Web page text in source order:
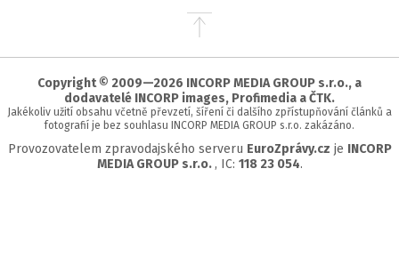
Přejít
stránky
Copyright © 2009—2026 INCORP MEDIA GROUP s.r.o., a
dodavatelé INCORP images, Profimedia a ČTK.
Jakékoliv užití obsahu včetně převzetí, šíření či dalšího zpřístupňování článků a
fotografií je bez souhlasu INCORP MEDIA GROUP s.r.o. zakázáno.
Provozovatelem zpravodajského serveru EuroZprávy.cz je INCORP
MEDIA GROUP s.r.o. , IC: 118 23 054.